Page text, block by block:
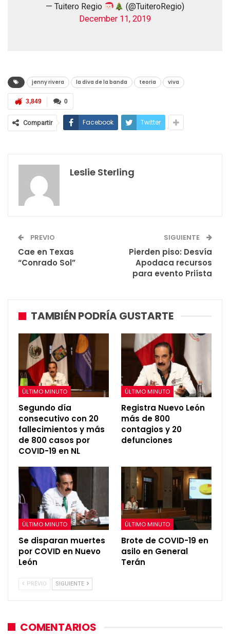
— Tuitero Regio
(@TuiteroRegio)
December 11, 2019
jenny rivera la diva de la banda teoria viva
0
3,849
Compartir Facebook Twitter
Leslie Sterling
PREVIO
Cae en Texas
“Conrado Sol”
SIGUIENTE
Pierden piso: Desvía
Apodaca recursos
para evento Priísta
TAMBIÉN PODRÍA GUSTARTE
ÚLTIMO MINUTO
Segundo día
consecutivo con 20
fallecimientos y más
de 800 casos por
COVID-19 en NL
ÚLTIMO MINUTO
Registra Nuevo León
más de 800
contagios y 20
defunciones
ÚLTIMO MINUTO
Se disparan muertes
por COVID en Nuevo
León
ÚLTIMO MINUTO
Brote de COVID-19 en
asilo en General
Terán
PREVIO SIGUIENTE
COMENTARIOS